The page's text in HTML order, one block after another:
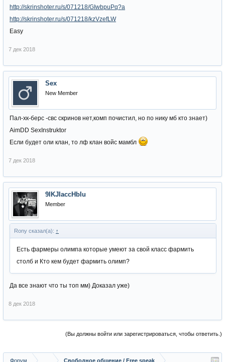
http://skrinshoter.ru/s/071218/GIwbpuPq?a
http://skrinshoter.ru/s/071218/kzVzefLW
Easy
7 дек 2018
Sex
New Member
Пал-хк-берс -свс скринов нет,комп почистил, но по нику мб кто знает)
AimDD SexInstruktor
Если будет оли клан, то лф клан войс мамбл
7 дек 2018
9IKJIaccHbIu
Member
Rony сказал(а): ↑
Есть фармеры олимпа которые умеют за свой класс фармить
столб и Кто кем будет фармить олимп?
Да все знают что ты топ мм) Доказал уже)
8 дек 2018
(Вы должны войти или зарегистрироваться, чтобы ответить.)
Форум Свободное общение / Free speak